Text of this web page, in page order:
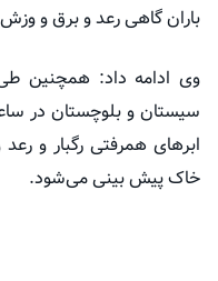
باران گاهی رعد و برق و
وی ادامه داد: همچنین طی
سیستان و بلوچستان در
ابرهای همرفتی رگبار و
خاک پیش بینی می‌شود.